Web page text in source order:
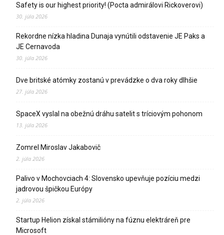
Safety is our highest priority! (Pocta admirálovi Rickoverovi)
30. júla 2026
Rekordne nízka hladina Dunaja vynútili odstavenie JE Paks a
JE Cernavoda
30. júla 2026
Dve britské atómky zostanú v prevádzke o dva roky dlhšie
27. júla 2026
SpaceX vyslal na obežnú dráhu satelit s tríciovým pohonom
13. júla 2026
Zomrel Miroslav Jakabovič
2. júla 2026
Palivo v Mochovciach 4: Slovensko upevňuje pozíciu medzi
jadrovou špičkou Európy
2. júla 2026
Startup Helion získal stámilióny na fúznu elektráreň pre
Microsoft